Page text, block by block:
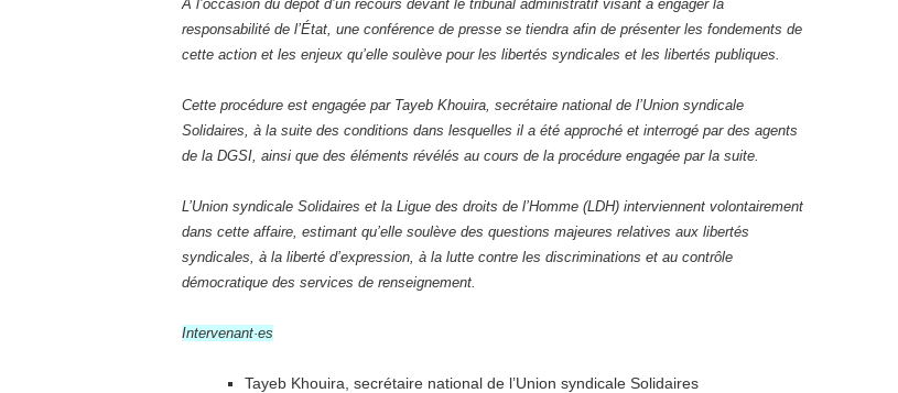
À l’occasion du dépôt d’un recours devant le tribunal administratif visant à engager la
responsabilité de l’État, une conférence de presse se tiendra afin de présenter les fondements de
cette action et les enjeux qu’elle soulève pour les libertés syndicales et les libertés publiques.
Cette procédure est engagée par Tayeb Khouira, secrétaire national de l’Union syndicale
Solidaires, à la suite des conditions dans lesquelles il a été approché et interrogé par des agents
de la DGSI, ainsi que des éléments révélés au cours de la procédure engagée par la suite.
L’Union syndicale Solidaires et la Ligue des droits de l’Homme (LDH) interviennent volontairement
dans cette affaire, estimant qu’elle soulève des questions majeures relatives aux libertés
syndicales, à la liberté d’expression, à la lutte contre les discriminations et au contrôle
démocratique des services de renseignement.
Intervenant·es
Tayeb Khouira, secrétaire national de l’Union syndicale Solidaires